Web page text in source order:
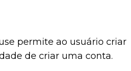
permite ao usuário criar
de criar uma conta.